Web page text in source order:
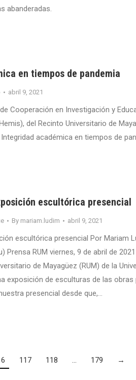
abanderadas.
en tiempos de pandemia
abril 9, 2021
Cooperación en Investigación y
del Recinto Universitario de
académica en tiempos de
escultórica presencial
By mariam.ludim abril 9, 2021
escultórica presencial Por Mariam
Prensa RUM viernes, 9 de abril de
de Mayagüez (RUM) de la
exposición de esculturas de las
presencial desde que,…
117 118 … 179 →